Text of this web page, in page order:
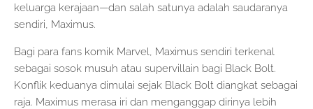
keluarga kerajaan—dan salah satunya adalah saudaranya
sendiri, Maximus.
Bagi para fans komik Marvel, Maximus sendiri terkenal
sebagai sosok musuh atau supervillain bagi Black Bolt.
Konflik keduanya dimulai sejak Black Bolt diangkat sebagai
raja. Maximus merasa iri dan menganggap dirinya lebih